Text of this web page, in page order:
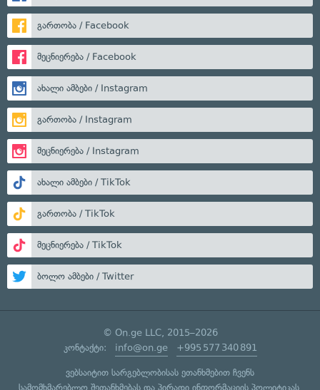
გართობა / Facebook
მეცნიერება / Facebook
ახალი ამბები / Instagram
გართობა / Instagram
მეცნიერება / Instagram
ახალი ამბები / TikTok
გართობა / TikTok
მეცნიერება / TikTok
ბოლო ამბები / Twitter
© On.ge LLC, 2015–2026
კონტაქტი: info@on.ge +995 577 340 891
ვებსაიტით სარგებლობისას ეთანხმებით ჩვენს
სამომხმარებლო შეთანხმებასდა პირადი ინფორმაციის პოლიტიკას.